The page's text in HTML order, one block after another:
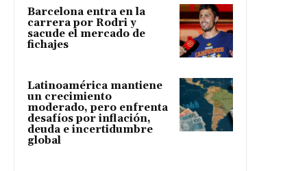
Barcelona entra en la
carrera por Rodri y
sacude el mercado de
fichajes
Latinoamérica mantiene
un crecimiento
moderado, pero enfrenta
desafíos por inflación,
deuda e incertidumbre
global